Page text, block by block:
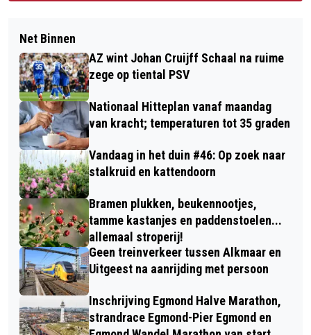
Net Binnen
AZ wint Johan Cruijff Schaal na ruime
zege op tiental PSV
Nationaal Hitteplan vanaf maandag
van kracht; temperaturen tot 35 graden
Vandaag in het duin #46: Op zoek naar
stalkruid en kattendoorn
Bramen plukken, beukennootjes,
tamme kastanjes en paddenstoelen...
allemaal stroperij!
Geen treinverkeer tussen Alkmaar en
Uitgeest na aanrijding met persoon
Inschrijving Egmond Halve Marathon,
strandrace Egmond-Pier Egmond en